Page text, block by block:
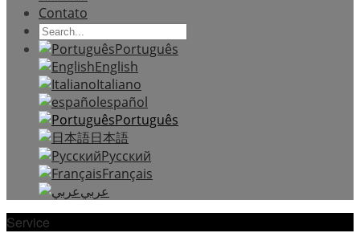
Contato
Português
English
Italiano
español
Português
日本語
Русский
Français
عربي
Service